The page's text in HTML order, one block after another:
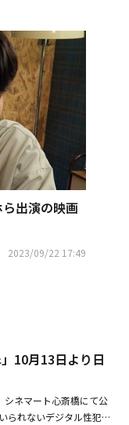
出演の映画
2023/09/22 17:49
10月13日より日
ネマート心斎橋にて公
られないデジタル性犯